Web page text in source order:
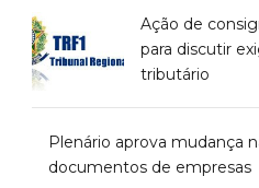
Ação de
para discutir
tributário
Plenário aprova mudança
documentos de empresas